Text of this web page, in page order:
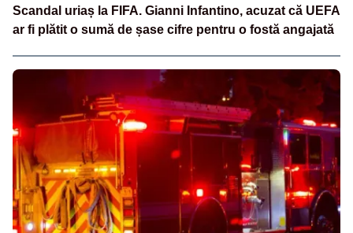
Scandal uriaș la FIFA. Gianni Infantino, acuzat că UEFA
ar fi plătit o sumă de șase cifre pentru o fostă angajată